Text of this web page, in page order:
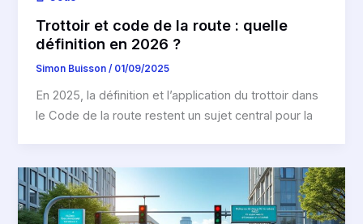
Trottoir et code de la route : quelle
définition en 2026 ?
Simon Buisson/ 01/09/2025
En 2025, la définition et l’application du trottoir dans
le Code de la route restent un sujet central pour la